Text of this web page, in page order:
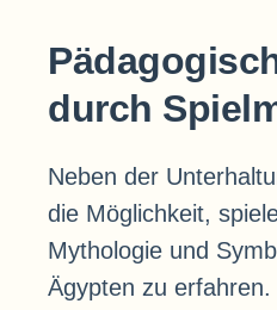
durch
Neben der
die Möglichkeit,
Mythologie und
Ägypten zu